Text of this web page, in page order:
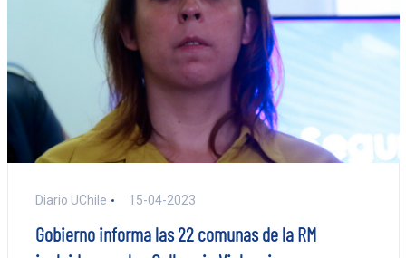
Diario UChile 15-04-2023
Gobierno informa las 22 comunas de la RM